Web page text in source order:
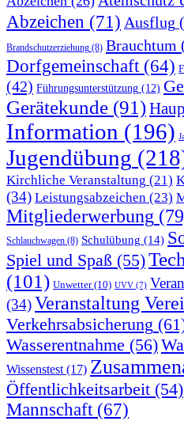
Abzeichen (71) Ausflug
Brandschutzerziehung (8) Brauchtum
Dorfgemeinschaft(64)
(42) Führungsunterstützung (12)
Gerätekunde (91)
Information (196)
Jugendübung
Kirchliche Veranstaltung (21)
(34) Leistungsabzeichen (23)
Mitgliederwerbung
Schlauchwagen (8) Schulübung (14)
Spiel und Spaß (55)
(101) Unwetter(10) UVV (7)
(34)Veranstaltung
Verkehrsabsicherung
Wasserentnahme (56)
Wissenstest (17)
Öffentlichkeitsarbeit (54)
Mannschaft(67)